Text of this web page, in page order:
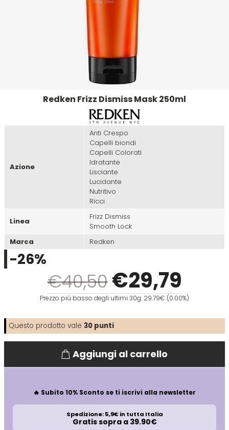
Astra
Colorpack
Comprof
Corioliss
Cosmethic
D
Depot
Directions
Dr.K Soap Company
Dyson
Eksperience
Elios
Estas
Estiwell
Euro Marbel
Emulsioni Ossidanti
Emulsioni Permanenti
Redken Frizz Dismiss Mask 250ml
Azione
Anti Crespo
Capelli biondi
Capelli Colorati
Idratante
Lisciante
Lucidante
Nutritivo
Ricci
Linea
Frizz Dismiss
Smooth Lock
Marca
Redken
€40,50€29,79
-26%
Prezzo più basso degli ultimi 30g: 29.79€ (0.00%)
Questo prodotto vale 30 punti
Aggiungi al carrello
🔥 Subito 10% Sconto se ti iscrivi alla newsletter
Spedizione: 5,9€ in tutta Italia
Gratis sopra a 39.90€